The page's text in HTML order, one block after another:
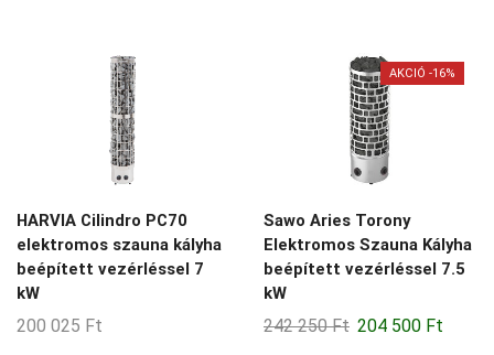
5-9-m3
6-10-m3
6-11-m3
6-13-m3
6-15-m3
6-24-m3
6-8-m3
HARVIA Cilindro PC70
elektromos szauna kályha
beépített vezérléssel 7
kW
200 025 Ft
AKCIÓ -16%
Sawo Aries Torony
Elektromos Szauna Kályha
beépített vezérléssel 7.5
kW
242 250Ft Original
204 500 Ft